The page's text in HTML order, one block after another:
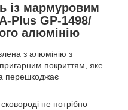
із мармуровим
Plus GP-1498/
алюмінію
з алюмінію з
покриттям, яке
перешкоджає
не потрібно